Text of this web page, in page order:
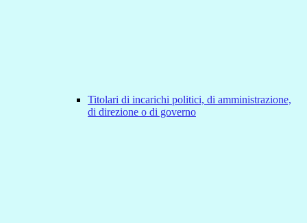
Titolari di incarichi politici, di amministrazione,
di direzione o di governo